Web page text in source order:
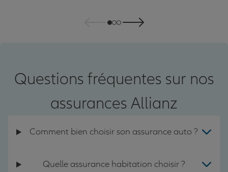
Questions fréquentes sur nos
assurances Allianz
Comment bien choisir son assurance auto ?
Quelle assurance habitation choisir ?